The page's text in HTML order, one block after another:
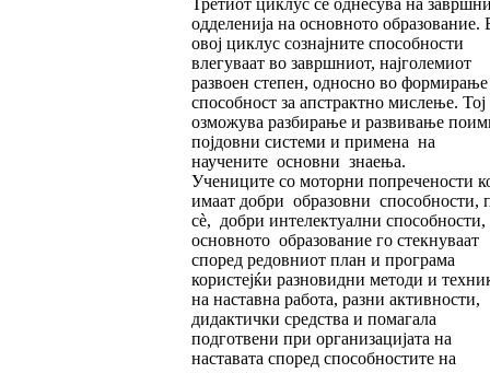
Третиот циклус се однесува на
одделенија на основното образование.
овој циклус сознајните способности
влегуваат во завршниот, најголемиот
развоен степен, односно во формирање
способност за апстрактно мислење. Тој
озможува разбирање и развивање
појдовни системи и примена на
научените основни знаења.
Учениците со моторни попречености
имаат добри образовни способности,
сè, добри интелектуални способности,
основното образование го стекнуваат
според редовниот план и програма
користејќи разновидни методи и
на наставна работа, разни активности,
дидактички средства и помагала
подготвени при организацијата на
наставата според способностите на